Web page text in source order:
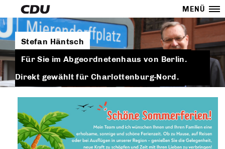
MENÜ
Stefan Häntsch
Für Sie im Abgeordnetenhaus von Berlin.
Direkt gewählt für Charlottenburg-Nord.